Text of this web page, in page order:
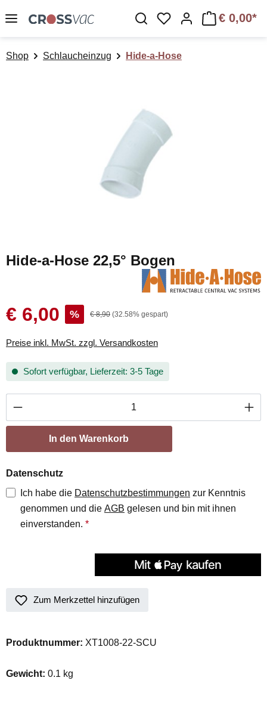
Zum Hauptinhalt springen Du hast 0 Produkte
€ 0,00*
Shop Schlaucheinzug Hide-a-Hose
Hide-a-Hose 22,5° Bogen
€ 6,00 % € 8,90 (32.58% gespart)
Preise inkl. MwSt. zzgl. Versandkosten
Sofort verfügbar, Lieferzeit: 3-5 Tage
Produkt Anzahl: Gib den gewünschten
In den Warenkorb
Datenschutz
Ich habe die Datenschutzbestimmungen zur Kenntnis
genommen und die AGB gelesen und bin mit ihnen
einverstanden. *
Zum Merkzettel hinzufügen
Produktnummer: XT1008-22-SCU
Gewicht: 0.1 kg